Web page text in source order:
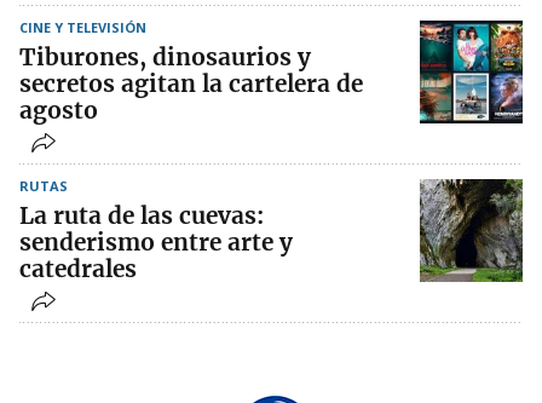
CINE Y TELEVISIÓN
Tiburones, dinosaurios y
secretos agitan la cartelera de
agosto
RUTAS
La ruta de las cuevas:
senderismo entre arte y
catedrales